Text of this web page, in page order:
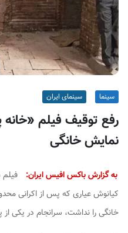
ن
سینما سینمای ایران
رفع توقیف فیلم «خانه
نمایش خانگی
به گزارش باکس افیس ایران:
فیلم
کیانوش عیاری که پس از اکرانی
خانگی را نداشت، سرانجام در یکی از